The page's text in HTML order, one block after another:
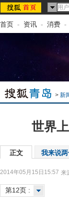
首页 - 资讯 - 消费 -
> 新
世界
正文 我来说
2014年05月15日15:57 来
第12页 :